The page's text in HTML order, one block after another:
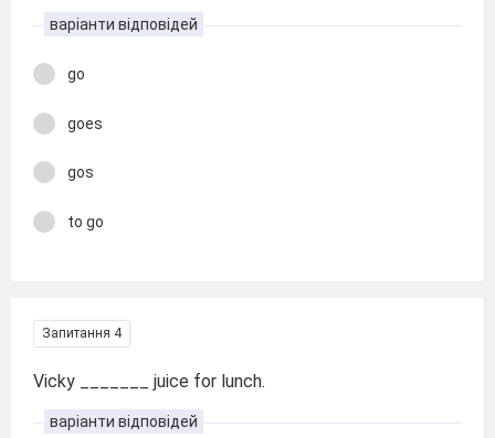
варіанти відповідей
go
goes
gos
to go
Запитання 4
Vicky _______ juice for lunch.
варіанти відповідей